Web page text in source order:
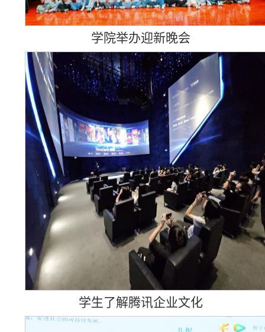
学院举办迎新晚会
学生了解腾讯企业文化